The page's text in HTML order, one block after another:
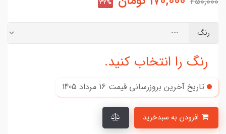
32%
رنگ
رنگ را انتخاب کنید.
تاریخ آخرین بروزرسانی قیمت 16 مرداد 1405